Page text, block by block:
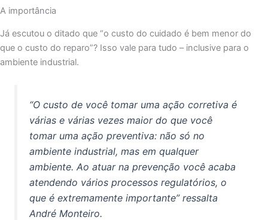
A importância
Já escutou o ditado que “o custo do cuidado é bem menor do
que o custo do reparo”? Isso vale para tudo – inclusive para o
ambiente industrial.
“O custo de você tomar uma ação corretiva é
várias e várias vezes maior do que você
tomar uma ação preventiva: não só no
ambiente industrial, mas em qualquer
ambiente. Ao atuar na prevenção você acaba
atendendo vários processos regulatórios, o
que é extremamente importante” ressalta
André Monteiro.